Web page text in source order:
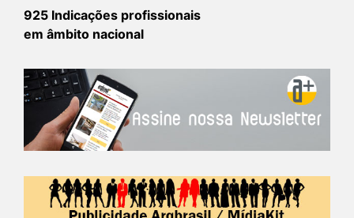
925 Indicações profissionais
em âmbito nacional